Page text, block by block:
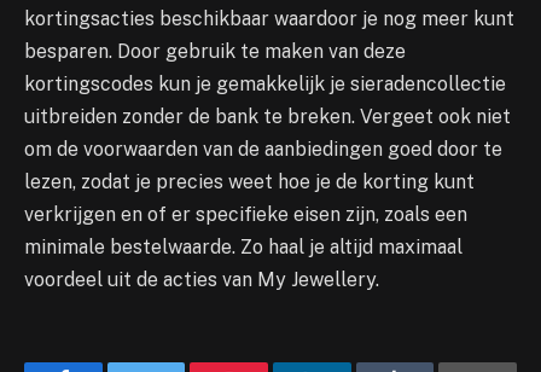
kortingsacties beschikbaar waardoor je nog meer kunt
besparen. Door gebruik te maken van deze
kortingscodes kun je gemakkelijk je sieradencollectie
uitbreiden zonder de bank te breken. Vergeet ook niet
om de voorwaarden van de aanbiedingen goed door te
lezen, zodat je precies weet hoe je de korting kunt
verkrijgen en of er specifieke eisen zijn, zoals een
minimale bestelwaarde. Zo haal je altijd maximaal
voordeel uit de acties van My Jewellery.